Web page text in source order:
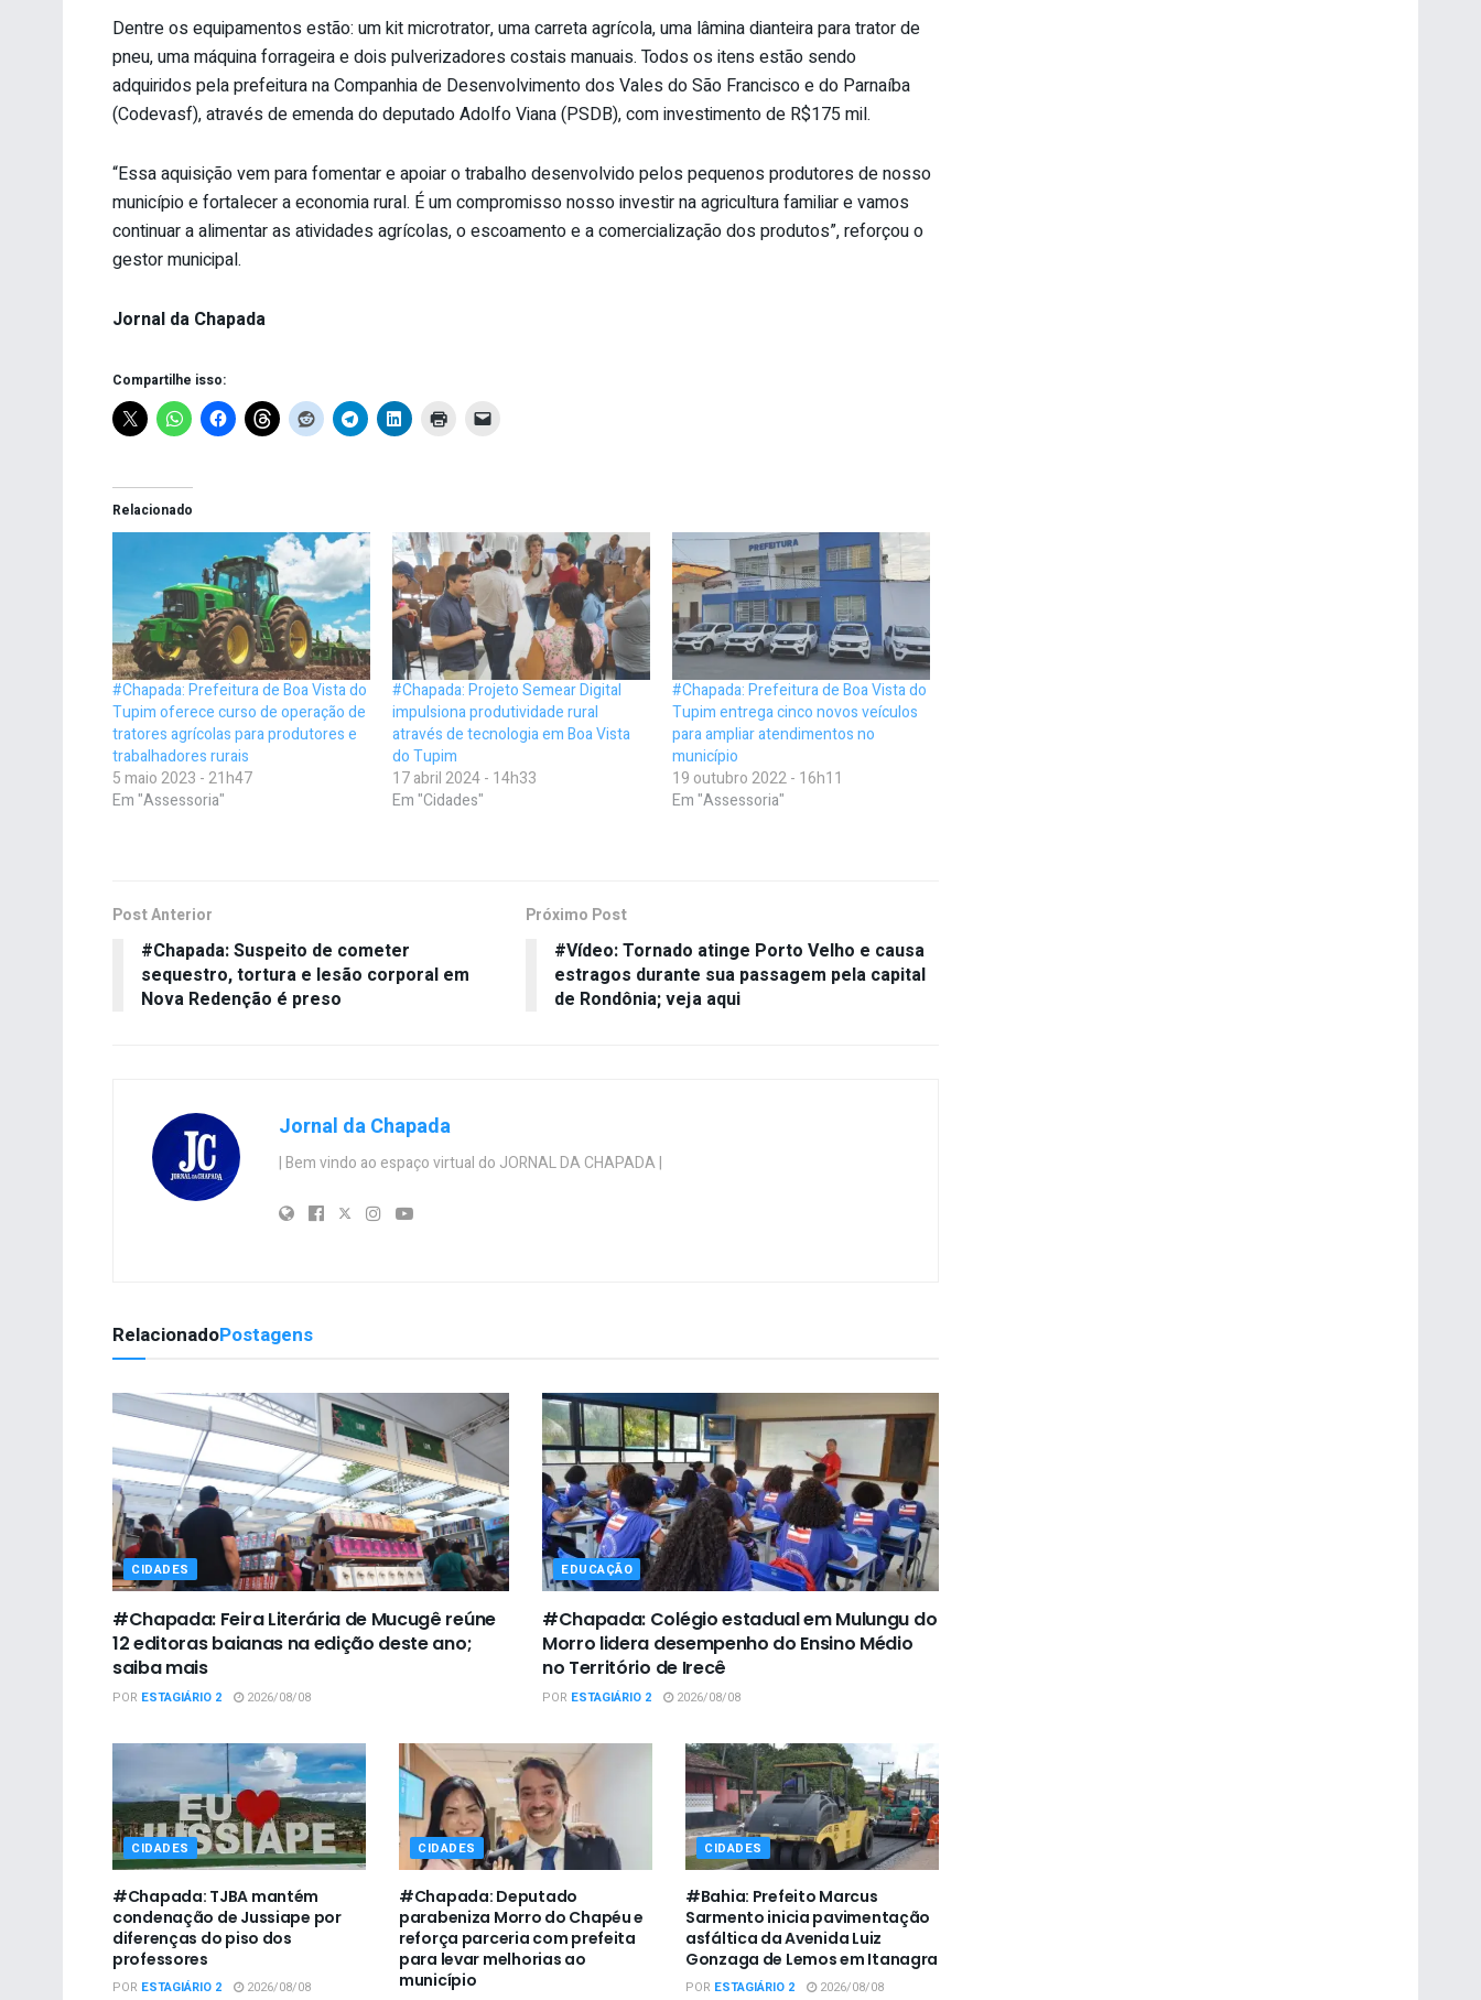
Dentre os equipamentos estão: um kit microtrator, uma carreta agrícola, uma lâmina dianteira para trator de
pneu, uma máquina forrageira e dois pulverizadores costais manuais. Todos os itens estão sendo
adquiridos pela prefeitura na Companhia de Desenvolvimento dos Vales do São Francisco e do Parnaíba
(Codevasf), através de emenda do deputado Adolfo Viana (PSDB), com investimento de R$175 mil.
“Essa aquisição vem para fomentar e apoiar o trabalho desenvolvido pelos pequenos produtores de nosso
município e fortalecer a economia rural. É um compromisso nosso investir na agricultura familiar e vamos
continuar a alimentar as atividades agrícolas, o escoamento e a comercialização dos produtos”, reforçou o
gestor municipal.
Jornal da Chapada
Compartilhe isso:
Relacionado
#Chapada: Prefeitura de Boa Vista do
Tupim oferece curso de operação de
tratores agrícolas para produtores e
trabalhadores rurais
5 maio 2023 - 21h47
Em "Assessoria"
#Chapada: Projeto Semear Digital
impulsiona produtividade rural
através de tecnologia em Boa Vista
do Tupim
17 abril 2024 - 14h33
Em "Cidades"
#Chapada: Prefeitura de Boa Vista do
Tupim entrega cinco novos veículos
para ampliar atendimentos no
município
19 outubro 2022 - 16h11
Em "Assessoria"
Post Anterior
#Chapada: Suspeito de cometer
sequestro, tortura e lesão corporal em
Nova Redenção é preso
Próximo Post
#Vídeo: Tornado atinge Porto Velho e causa
estragos durante sua passagem pela capital
de Rondônia; veja aqui
Jornal da Chapada
| Bem vindo ao espaço virtual do JORNAL DA CHAPADA |
RelacionadoPostagens
CIDADES
#Chapada: Feira Literária de Mucugê reúne
12 editoras baianas na edição deste ano;
saiba mais
POR ESTAGIÁRIO 2 2026/08/08
EDUCAÇÃO
#Chapada: Colégio estadual em Mulungu do
Morro lidera desempenho do Ensino Médio
no Território de Irecê
POR ESTAGIÁRIO 2 2026/08/08
CIDADES
#Chapada: TJBA mantém
condenação de Jussiape por
diferenças do piso dos
professores
POR ESTAGIÁRIO 2 2026/08/08
CIDADES
#Chapada: Deputado
parabeniza Morro do Chapéu e
reforça parceria com prefeita
para levar melhorias ao
município
CIDADES
#Bahia: Prefeito Marcus
Sarmento inicia pavimentação
asfáltica da Avenida Luiz
Gonzaga de Lemos em Itanagra
POR ESTAGIÁRIO 2 2026/08/08